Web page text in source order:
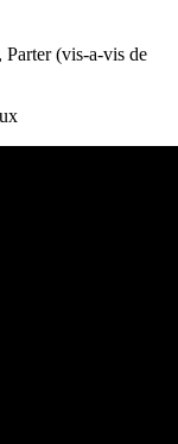
(vis-a-vis de